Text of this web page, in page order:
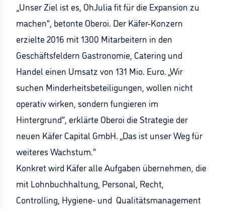
„Unser Ziel ist es, OhJulia fit für die Expansion zu
machen“, betonte Oberoi. Der Käfer-Konzern
erzielte 2016 mit 1300 Mitarbeitern in den
Geschäftsfeldern Gastronomie, Catering und
Handel einen Umsatz von 131 Mio. Euro. „Wir
suchen Minderheitsbeteiligungen, wollen nicht
operativ wirken, sondern fungieren im
Hintergrund“, erklärte Oberoi die Strategie der
neuen Käfer Capital GmbH. „Das ist unser Weg für
weiteres Wachstum.“
Konkret wird Käfer alle Aufgaben übernehmen, die
mit Lohnbuchhaltung, Personal, Recht,
Controlling, Hygiene- und Qualitätsmanagement